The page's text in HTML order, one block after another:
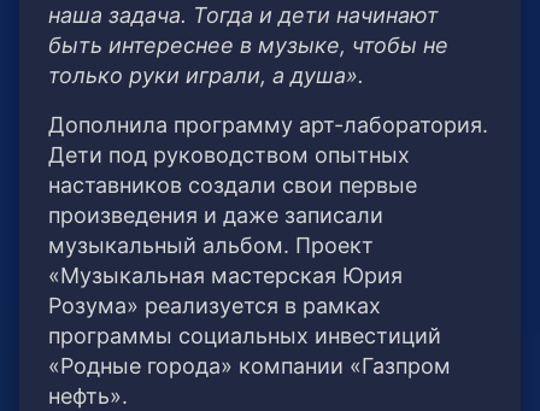
наша задача. Тогда и дети начинают
быть интереснее в музыке, чтобы не
только руки играли, а душа».
Дополнила программу арт-лаборатория.
Дети под руководством опытных
наставников создали свои первые
произведения и даже записали
музыкальный альбом. Проект
«Музыкальная мастерская Юрия
Розума» реализуется в рамках
программы социальных инвестиций
«Родные города» компании «Газпром
нефть».